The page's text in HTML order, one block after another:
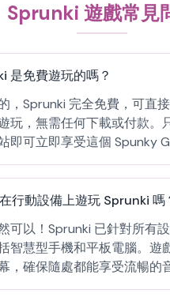
Sprunki 遊戲常見
是免費遊玩的嗎？
，Sprunki 完全免費，可直
玩，無需任何下載或付款。
即可立即享受這個 Spunky
行動設備上遊玩 Sprunki 嗎
可以！Sprunki 已針對所有
智慧型手機和平板電腦。遊
，確保隨處都能享受流暢的